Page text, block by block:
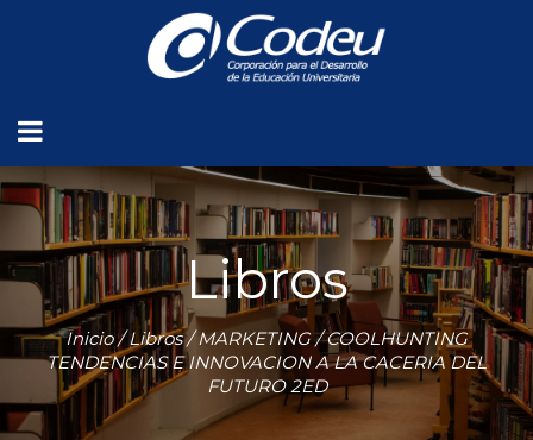
Libros
Inicio/Libros/MARKETING/ COOLHUNTING
TENDENCIAS E INNOVACION A LA CACERIA DEL
FUTURO 2ED